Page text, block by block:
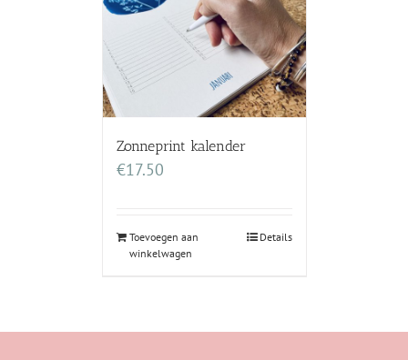
Zonneprint kalender
€17.50
Toevoegen aan
winkelwagen
Details